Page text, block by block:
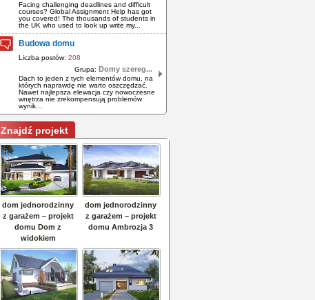
Facing challenging deadlines and difficult
courses? Global Assignment Help has got
you covered! The thousands of students in
the UK who used to look up write my...
Budowa domu
Liczba postów: 208
Grupa: Domy szereg...
Dach to jeden z tych elementów domu, na
których naprawdę nie warto oszczędzać.
Nawet najlepsza elewacja czy nowoczesne
wnętrza nie zrekompensują problemów
wynik...
Znajdź projekt